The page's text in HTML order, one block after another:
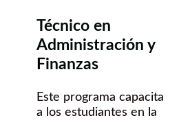
Técnico en
Administración y
Finanzas
Este programa capacita
a los estudiantes en la